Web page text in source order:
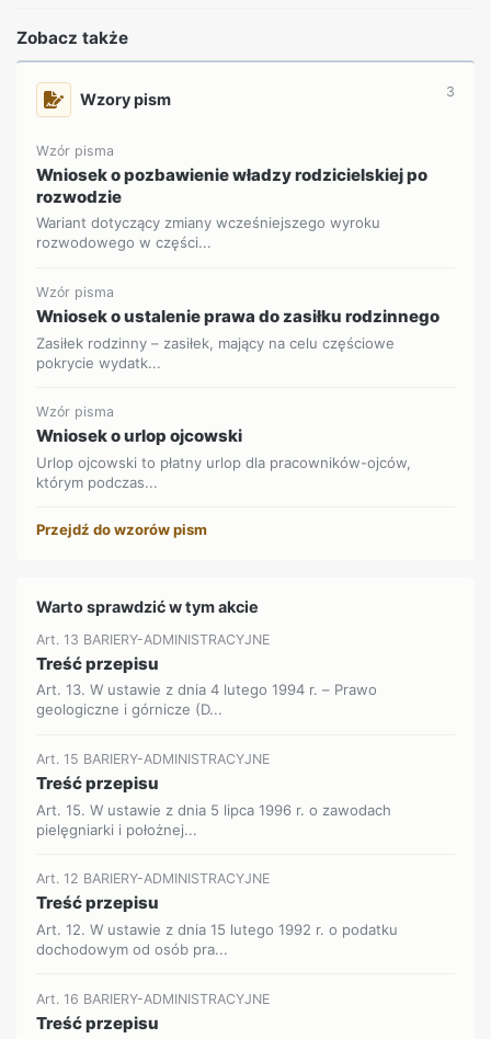
Zobacz także
Wzory pism 3
Wzór pisma
Wniosek o pozbawienie władzy rodzicielskiej po
rozwodzie
Wariant dotyczący zmiany wcześniejszego wyroku
rozwodowego w części...
Wzór pisma
Wniosek o ustalenie prawa do zasiłku rodzinnego
Zasiłek rodzinny – zasiłek, mający na celu częściowe
pokrycie wydatk...
Wzór pisma
Wniosek o urlop ojcowski
Urlop ojcowski to płatny urlop dla pracowników-ojców,
którym podczas...
Przejdź do wzorów pism
Warto sprawdzić w tym akcie
Art. 13 BARIERY-ADMINISTRACYJNE
Treść przepisu
Art. 13. W ustawie z dnia 4 lutego 1994 r. – Prawo
geologiczne i górnicze (D...
Art. 15 BARIERY-ADMINISTRACYJNE
Treść przepisu
Art. 15. W ustawie z dnia 5 lipca 1996 r. o zawodach
pielęgniarki i położnej...
Art. 12 BARIERY-ADMINISTRACYJNE
Treść przepisu
Art. 12. W ustawie z dnia 15 lutego 1992 r. o podatku
dochodowym od osób pra...
Art. 16 BARIERY-ADMINISTRACYJNE
Treść przepisu